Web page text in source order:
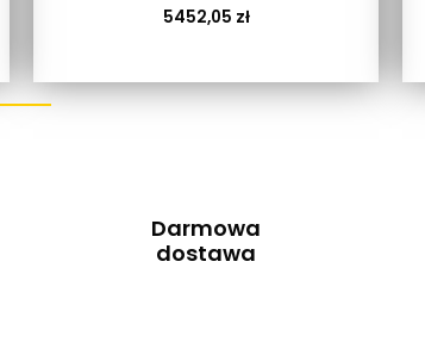
5452,05 zł
Darmowa
dostawa